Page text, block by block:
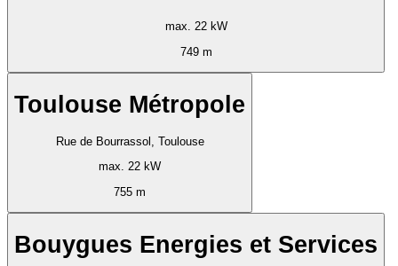
max. 22 kW
749 m
Toulouse Métropole
Rue de Bourrassol, Toulouse
max. 22 kW
755 m
Bouygues Energies et Services